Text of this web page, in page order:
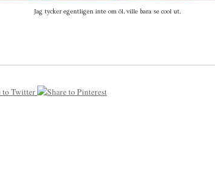
Jag tycker egentligen inte om öl, ville bara se cool ut.